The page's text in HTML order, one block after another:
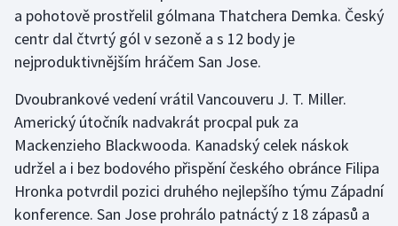
a pohotově prostřelil gólmana Thatchera Demka. Český
centr dal čtvrtý gól v sezoně a s 12 body je
nejproduktivnějším hráčem San Jose.
Dvoubrankové vedení vrátil Vancouveru J. T. Miller.
Americký útočník nadvakrát procpal puk za
Mackenzieho Blackwooda. Kanadský celek náskok
udržel a i bez bodového přispění českého obránce Filipa
Hronka potvrdil pozici druhého nejlepšího týmu Západní
konference. San Jose prohrálo patnáctý z 18 zápasů a